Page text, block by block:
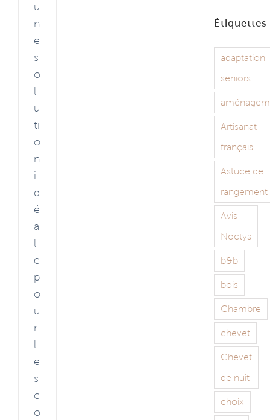
u
n
e
s
o
l
u
ti
o
n
i
d
é
a
l
e
p
o
u
r
l
e
s
c
o
Étiquettes
adaptation
seniors
Artisanat
français
Astuce de
rangement
Avis
Noctys
b&b
bois
Chambre
chevet
Chevet
de nuit
choix